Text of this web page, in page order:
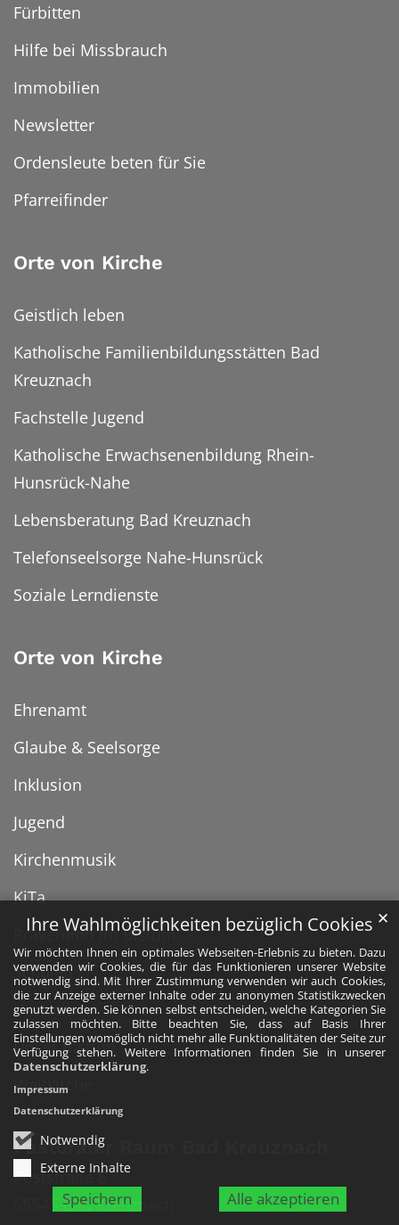
Ihre Wahlmöglichkeiten bezüglich Cookies
Wir möchten Ihnen ein optimales Webseiten-Erlebnis zu bieten. Dazu
verwenden wir Cookies, die für das Funktionieren unserer Website
notwendig sind. Mit Ihrer Zustimmung verwenden wir auch Cookies,
die zur Anzeige externer Inhalte oder zu anonymen Statistikzwecken
genutzt werden. Sie können selbst entscheiden, welche Kategorien Sie
zulassen möchten. Bitte beachten Sie, dass auf Basis Ihrer
Einstellungen womöglich nicht mehr alle Funktionalitäten der Seite zur
Verfügung stehen. Weitere Informationen finden Sie in unserer
Datenschutzerklärung.
Notwendig
Externe Inhalte
Speichern Alle akzeptieren
✕
Impressum
Datenschutzerklärung
Fürbitten
Hilfe bei Missbrauch
Immobilien
Newsletter
Ordensleute beten für Sie
Pfarreifinder
Orte von Kirche
Geistlich leben
Katholische Familienbildungsstätten Bad
Kreuznach
Fachstelle Jugend
Katholische Erwachsenenbildung Rhein-
Hunsrück-Nahe
Lebensberatung Bad Kreuznach
Telefonseelsorge Nahe-Hunsrück
Soziale Lerndienste
Orte von Kirche
Ehrenamt
Glaube & Seelsorge
Inklusion
Jugend
Kirchenmusik
KiTa
Prävention im Bistum
Schulen
Umwelt
Unser Bistum
Weltkirche
Pastoraler Raum Bad Kreuznach
Poststraße 6
Bad Kreuznach